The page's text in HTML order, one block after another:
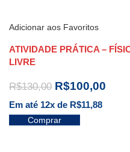
Adicionar aos Favoritos
ATIVIDADE PRÁTICA –
LIVRE
R$130,00 R$100,00
Em até 12x de R$11,88
Comprar